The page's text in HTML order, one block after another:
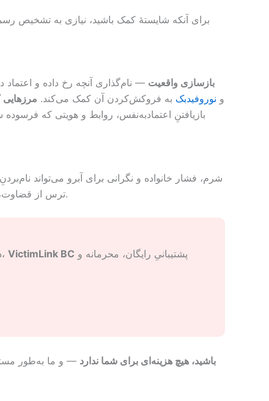
برای آنکه شایستهٔ کمک باشید، نیازی به تشخیص
بازسازی واقعیت — نام‌گذاری آنچه رخ داده و اعتماد
و نوروفیدبک به فروکش‌کردن آن کمک می‌کند. مرزهایی
بازیافتنِ اعتمادبه‌نفس، روابط و هویتی که
شرم، فشار خانواده و نگرانی برای آبرو می‌تواند
ترس از قضاوت، بارِ «حفظ خانواده» و انزوایی که گاه با مهاجرت همراه است. می‌توانید این‌ها را به زبان خودتان و بدون قضاوت در میان بگذارید.
تماس بگیرید. در بریتیش‌کلمبیا، VictimLink BC
اگر تحت پوشش ICBC، FNHA، CVAP، VAC یا RCMP باشید، هیچ هزینه‌ای برای شما ندارد — و ما به‌طور